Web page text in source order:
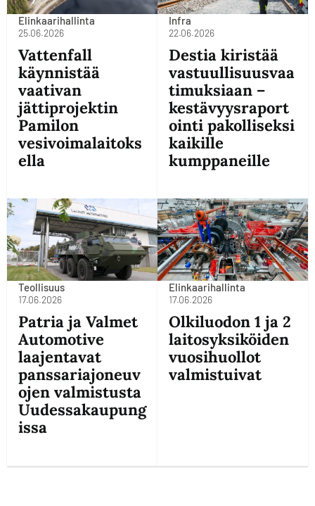
Elinkaarihallinta
25.06.2026
Vattenfall
käynnistää
vaativan
jättiprojektin
Pamilon
vesivoimalaitoks
ella
Infra
22.06.2026
Destia kiristää
vastuullisuusvaa
timuksiaan –
kestävyysraport
ointi pakolliseksi
kaikille
kumppaneille
Teollisuus
17.06.2026
Patria ja Valmet
Automotive
laajentavat
panssariajoneuv
ojen valmistusta
Uudessakaupung
issa
Elinkaarihallinta
17.06.2026
Olkiluodon 1 ja 2
laitosyksiköiden
vuosihuollot
valmistuivat